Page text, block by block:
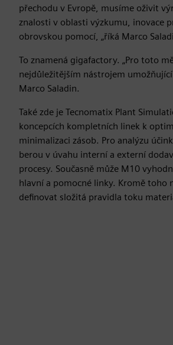
přechodu v Evropě, musíme oživit
znalosti v oblasti výzkumu, inovace
obrovskou pomocí, „říká Marco
To znamená gigafactory. „Pro toto
nejdůležitějším nástrojem
Marco Saladin.
Také zde je Tecnomatix Plant
koncepcích kompletních linek k
minimalizaci zásob. Pro analýzu
berou v úvahu interní a externí
procesy. Současně může M10
hlavní a pomocné linky. Kromě toho
definovat složitá pravidla toku